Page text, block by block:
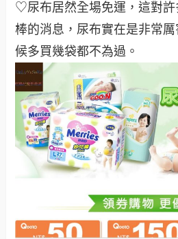
♡尿布居然全場免運，這對許
棒的消息，尿布實在是非常
候多買幾袋都不為過 。